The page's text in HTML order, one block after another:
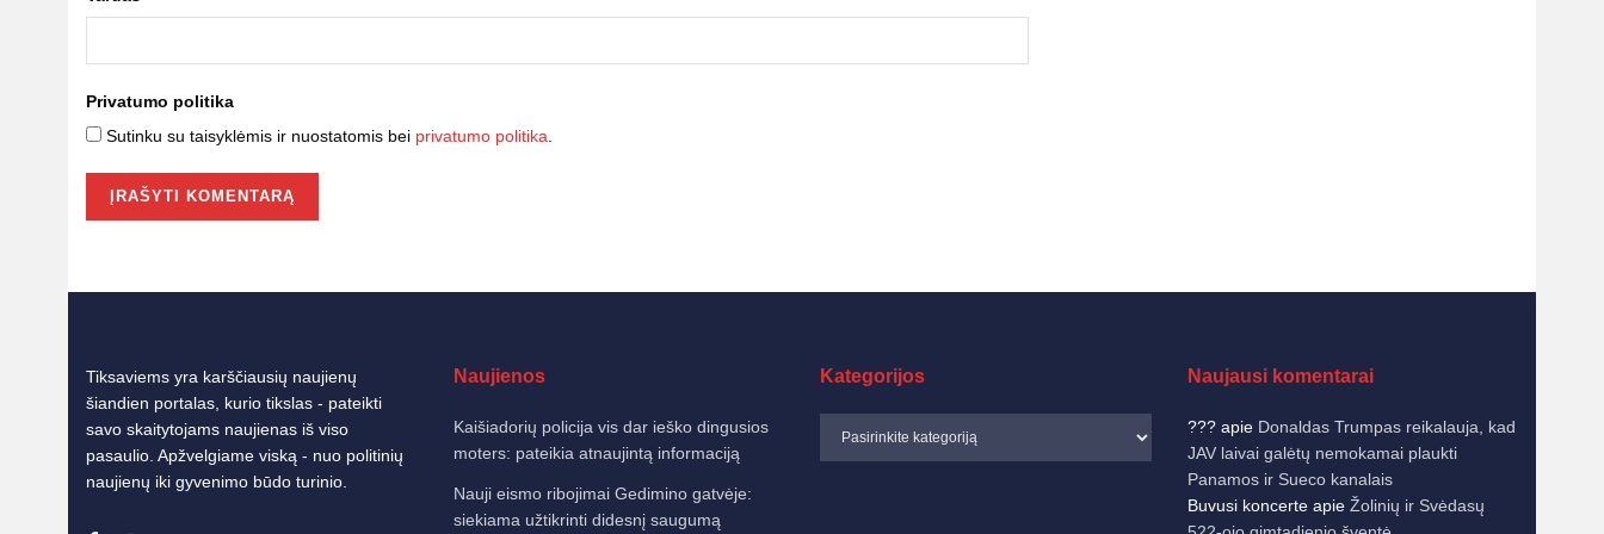
Privatumo politika
Sutinku su taisyklėmis ir nuostatomis bei privatumo politika.
Tiksaviems yra karščiausių naujienų
šiandien portalas, kurio tikslas - pateikti
savo skaitytojams naujienas iš viso
pasaulio. Apžvelgiame viską - nuo politinių
naujienų iki gyvenimo būdo turinio.
Naujienos
Kaišiadorių policija vis dar ieško dingusios
moters: pateikia atnaujintą informaciją
Nauji eismo ribojimai Gedimino gatvėje:
siekiama užtikrinti didesnį saugumą
Kategorijos Naujausi komentarai
???apie Donaldas Trumpas reikalauja, kad
JAV laivai galėtų nemokamai plaukti
Panamos ir Sueco kanalais
Buvusi koncerteapie Žolinių ir Svėdasų